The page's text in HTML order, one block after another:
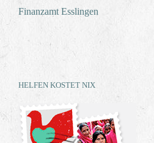
Finanzamt Esslingen
HELFEN KOSTET NIX